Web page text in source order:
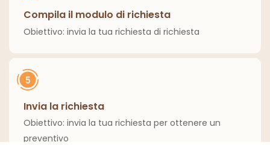
Compila il modulo di richiesta
Obiettivo: invia la tua richiesta di richiesta
Invia la richiesta
Obiettivo: invia la tua richiesta per ottenere un
preventivo